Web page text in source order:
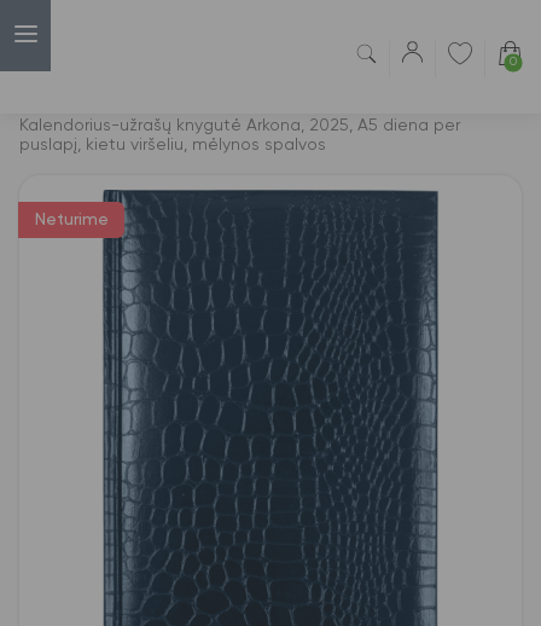
0
Kalendorius-užrašų knygutė Arkona, 2025, A5 diena per
puslapį, kietu viršeliu, mėlynos spalvos
Neturime